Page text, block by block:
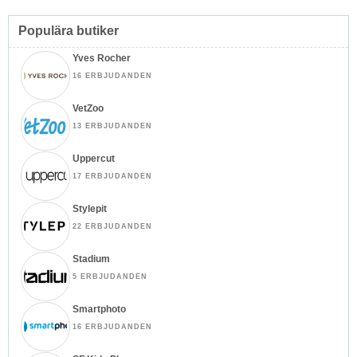
Populära butiker
Yves Rocher
16 ERBJUDANDEN
VetZoo
13 ERBJUDANDEN
Uppercut
17 ERBJUDANDEN
Stylepit
22 ERBJUDANDEN
Stadium
5 ERBJUDANDEN
Smartphoto
16 ERBJUDANDEN